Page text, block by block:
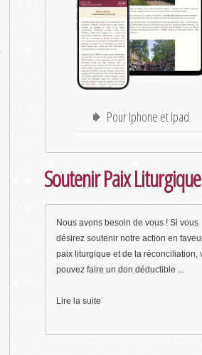
Pour Iphone et Ipad
Soutenir Paix Liturgique
Nous avons besoin de vous ! Si vous
désirez soutenir notre action en
paix liturgique et de la réconciliation,
pouvez faire un don déductible ...
Lire la suite